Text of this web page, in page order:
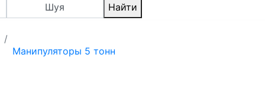
Шуя Найти
Манипуляторы 5 тонн